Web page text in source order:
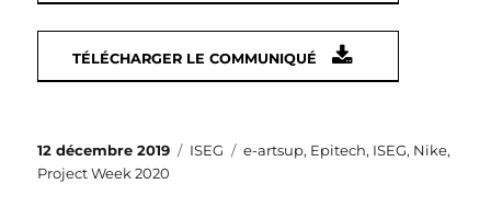
TÉLÉCHARGER LE COMMUNIQUÉ
Publié
le
12 décembre 2019 Catégories
ISEG Étiquettes
e-artsup, Epitech, ISEG, Nike,
Project Week 2020